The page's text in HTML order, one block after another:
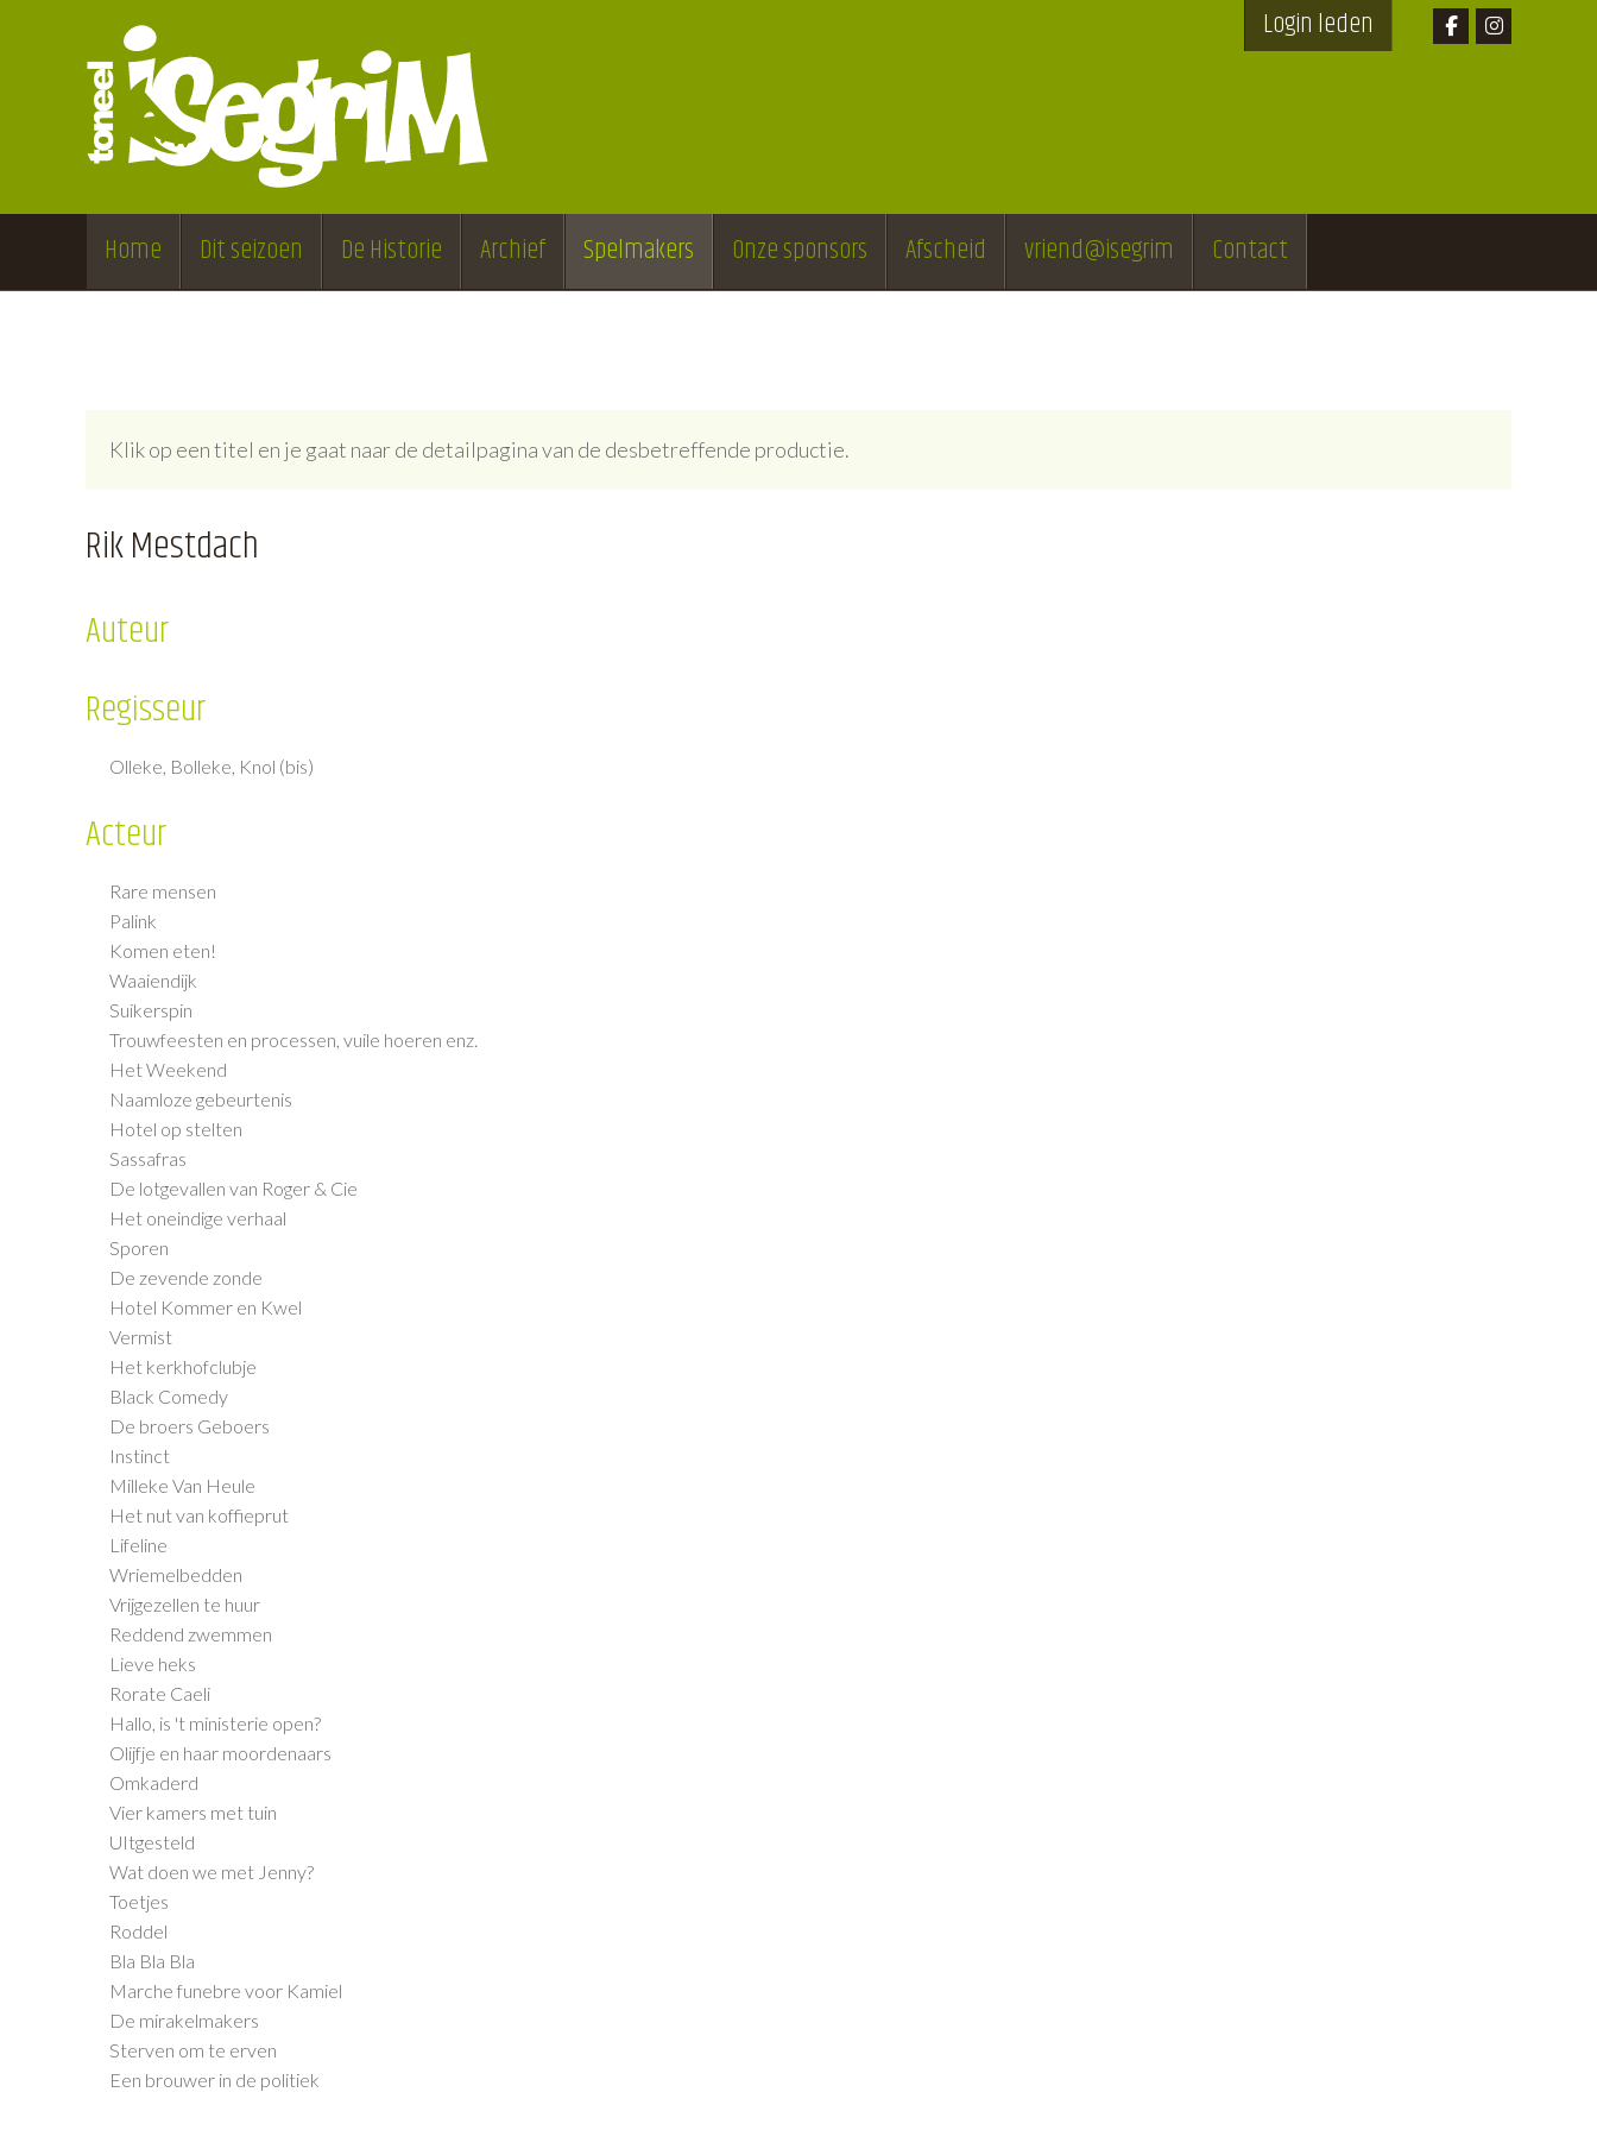
Login leden
Home Dit seizoen De Historie Archief Spelmakers Onze sponsors Afscheid vriend@isegrim Contact
Klik op een titel en je gaat naar de detailpagina van de desbetreffende productie.
Rik Mestdach
Auteur
Regisseur
Olleke, Bolleke, Knol (bis)
Acteur
Rare mensen
Palink
Komen eten!
Waaiendijk
Suikerspin
Trouwfeesten en processen, vuile hoeren enz.
Het Weekend
Naamloze gebeurtenis
Hotel op stelten
Sassafras
De lotgevallen van Roger & Cie
Het oneindige verhaal
Sporen
De zevende zonde
Hotel Kommer en Kwel
Vermist
Het kerkhofclubje
Black Comedy
De broers Geboers
Instinct
Milleke Van Heule
Het nut van koffieprut
Lifeline
Wriemelbedden
Vrijgezellen te huur
Reddend zwemmen
Lieve heks
Rorate Caeli
Hallo, is 't ministerie open?
Olijfje en haar moordenaars
Omkaderd
Vier kamers met tuin
UItgesteld
Wat doen we met Jenny?
Toetjes
Roddel
Bla Bla Bla
Marche funebre voor Kamiel
De mirakelmakers
Sterven om te erven
Een brouwer in de politiek